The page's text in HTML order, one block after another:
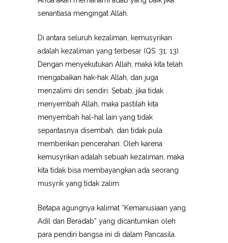
senantiasa mengingat Allah.
Di antara seluruh kezaliman, kemusyrikan
adalah kezaliman yang terbesar (QS. 31: 13).
Dengan menyekutukan Allah, maka kita telah
mengabaikan hak-hak Allah, dan juga
menzalimi diri sendiri. Sebab, jika tidak
menyembah Allah, maka pastilah kita
menyembah hal-hal lain yang tidak
sepantasnya disembah, dan tidak pula
memberikan pencerahan. Oleh karena
kemusyrikan adalah sebuah kezaliman, maka
kita tidak bisa membayangkan ada seorang
musyrik yang tidak zalim.
Betapa agungnya kalimat “Kemanusiaan yang
Adil dan Beradab” yang dicantumkan oleh
para pendiri bangsa ini di dalam Pancasila.